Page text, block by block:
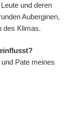
und deren
Auberginen,
des Klimas.
Pate meines